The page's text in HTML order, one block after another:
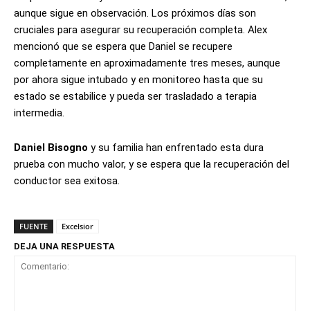
aunque sigue en observación. Los próximos días son
cruciales para asegurar su recuperación completa. Alex
mencionó que se espera que Daniel se recupere
completamente en aproximadamente tres meses, aunque
por ahora sigue intubado y en monitoreo hasta que su
estado se estabilice y pueda ser trasladado a terapia
intermedia.
Daniel Bisogno y su familia han enfrentado esta dura
prueba con mucho valor, y se espera que la recuperación del
conductor sea exitosa.
FUENTE
Excelsior
DEJA UNA RESPUESTA